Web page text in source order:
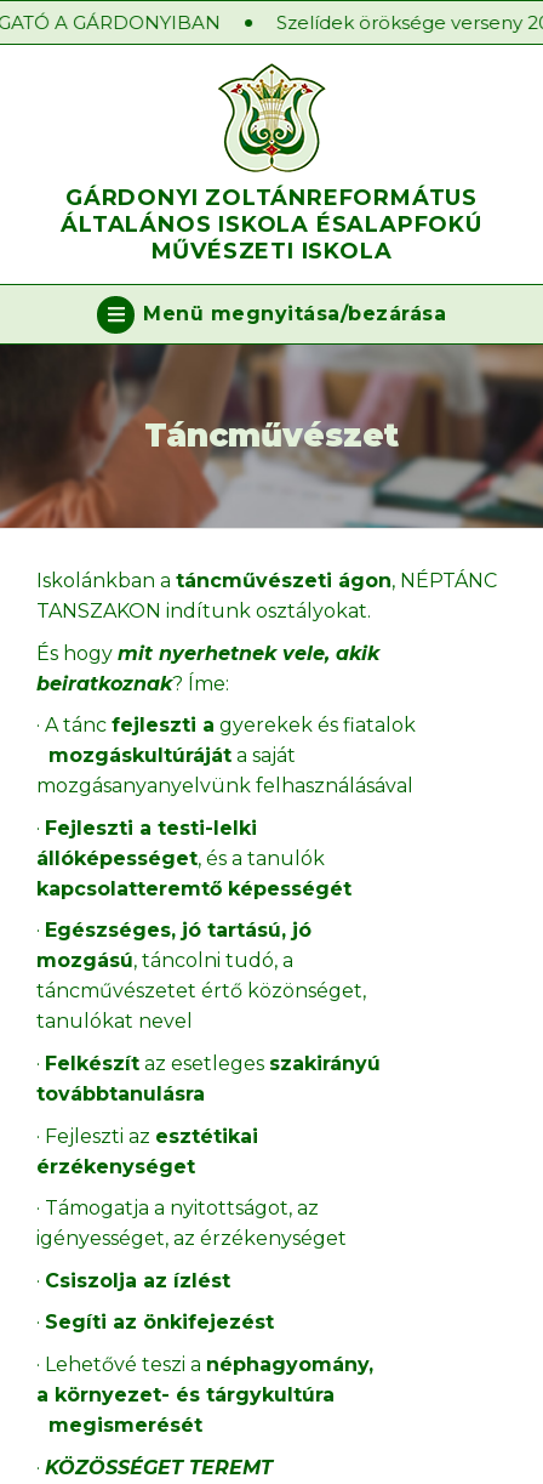
A GÁRDONYIBAN Szelídek öröksége verseny
GÁRDONYI ZOLTÁNREFORMÁTUS
ÁLTALÁNOS ISKOLA ÉSALAPFOKÚ
MŰVÉSZETI ISKOLA
Menü megnyitása/bezárása
Táncművészet
Iskolánkban a táncművészeti ágon, NÉPTÁNC
TANSZAKON indítunk osztályokat.
És hogy mit nyerhetnek vele, akik
beiratkoznak? Íme:
· A tánc fejleszti a gyerekek és fiatalok
mozgáskultúráját a saját
mozgásanyanyelvünk felhasználásával
· Fejleszti a testi-lelki
állóképességet, és a tanulók
kapcsolatteremtő képességét
· Egészséges, jó tartású, jó
mozgású, táncolni tudó, a
táncművészetet értő közönséget,
tanulókat nevel
· Felkészít az esetleges szakirányú
továbbtanulásra
· Fejleszti az esztétikai
érzékenységet
· Támogatja a nyitottságot, az
igényességet, az érzékenységet
· Csiszolja az ízlést
· Segíti az önkifejezést
· Lehetővé teszi a néphagyomány,
a környezet- és tárgykultúra
megismerését
· KÖZÖSSÉGET TEREMT